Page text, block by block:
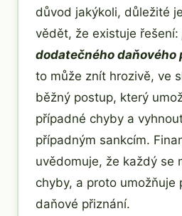
důvod jakýkoli, důležité
vědět, že existuje řešení:
dodatečného daňového
to může znít hrozivě, ve
běžný postup, který
případné chyby a
případným sankcím.
uvědomuje, že každý se
chyby, a proto umožňuje
daňové přiznání.